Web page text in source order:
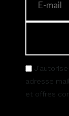
adresse
et offres